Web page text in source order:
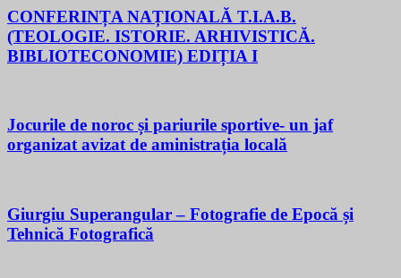
CONFERINȚA NAȚIONALĂ T.I.A.B.
(TEOLOGIE. ISTORIE. ARHIVISTICĂ.
BIBLIOTECONOMIE) EDIȚIA I
Jocurile de noroc și pariurile sportive- un jaf
organizat avizat de aministrația locală
Giurgiu Superangular – Fotografie de Epocă și
Tehnică Fotografică